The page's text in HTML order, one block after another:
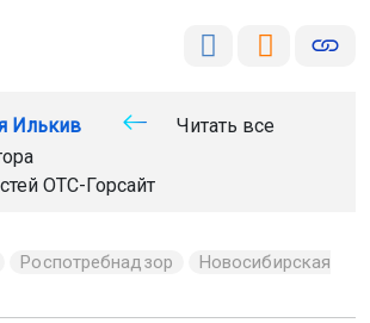
Илькив
Читать все
ОТС-Горсайт
Роспотребнадзор
Новосибирская